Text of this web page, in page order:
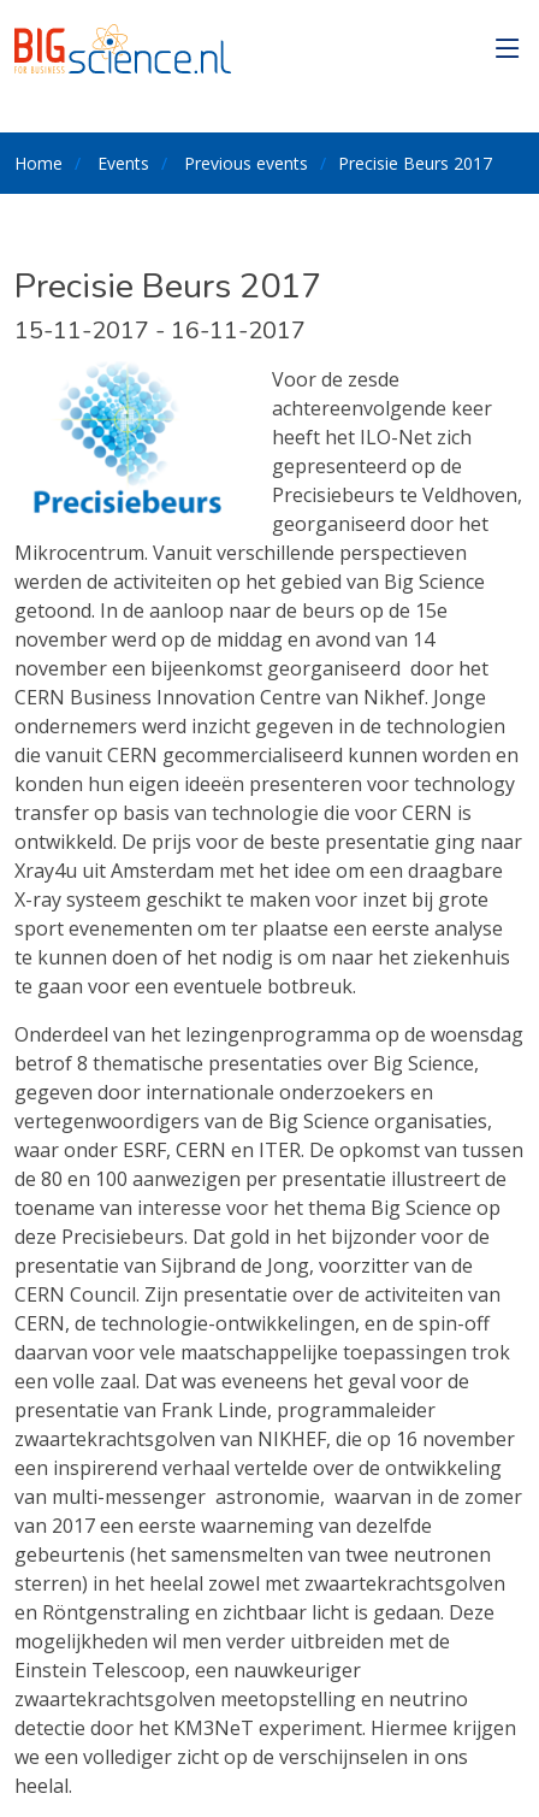
Home Events Previous events Precisie Beurs 2017
Precisie Beurs 2017
15-11-2017 - 16-11-2017
Voor de zesde
achtereenvolgende keer
heeft het ILO-Net zich
gepresenteerd op de
Precisiebeurs te Veldhoven,
georganiseerd door het
Mikrocentrum. Vanuit verschillende perspectieven
werden de activiteiten op het gebied van Big Science
getoond. In de aanloop naar de beurs op de 15e
november werd op de middag en avond van 14
november een bijeenkomst georganiseerd door het
CERN Business Innovation Centre van Nikhef. Jonge
ondernemers werd inzicht gegeven in de technologien
die vanuit CERN gecommercialiseerd kunnen worden en
konden hun eigen ideeën presenteren voor technology
transfer op basis van technologie die voor CERN is
ontwikkeld. De prijs voor de beste presentatie ging naar
Xray4u uit Amsterdam met het idee om een draagbare
X-ray systeem geschikt te maken voor inzet bij grote
sport evenementen om ter plaatse een eerste analyse
te kunnen doen of het nodig is om naar het ziekenhuis
te gaan voor een eventuele botbreuk.
Onderdeel van het lezingenprogramma op de woensdag
betrof 8 thematische presentaties over Big Science,
gegeven door internationale onderzoekers en
vertegenwoordigers van de Big Science organisaties,
waar onder ESRF, CERN en ITER. De opkomst van tussen
de 80 en 100 aanwezigen per presentatie illustreert de
toename van interesse voor het thema Big Science op
deze Precisiebeurs. Dat gold in het bijzonder voor de
presentatie van Sijbrand de Jong, voorzitter van de
CERN Council. Zijn presentatie over de activiteiten van
CERN, de technologie-ontwikkelingen, en de spin-off
daarvan voor vele maatschappelijke toepassingen trok
een volle zaal. Dat was eveneens het geval voor de
presentatie van Frank Linde, programmaleider
zwaartekrachtsgolven van NIKHEF, die op 16 november
een inspirerend verhaal vertelde over de ontwikkeling
van multi-messenger astronomie, waarvan in de zomer
van 2017 een eerste waarneming van dezelfde
gebeurtenis (het samensmelten van twee neutronen
sterren) in het heelal zowel met zwaartekrachtsgolven
en Röntgenstraling en zichtbaar licht is gedaan. Deze
mogelijkheden wil men verder uitbreiden met de
Einstein Telescoop, een nauwkeuriger
zwaartekrachtsgolven meetopstelling en neutrino
detectie door het KM3NeT experiment. Hiermee krijgen
we een vollediger zicht op de verschijnselen in ons
heelal.